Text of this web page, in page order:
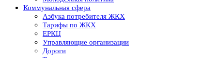
Коммунальная сфера
Азбука потребителя ЖКХ
Тарифы по ЖКХ
ЕРКЦ
Управляющие организации
Дороги